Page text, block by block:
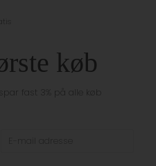
køb
fast 3% på alle køb